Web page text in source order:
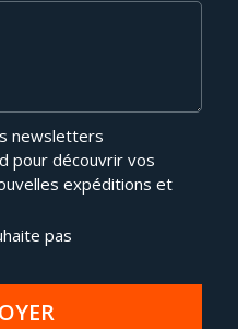
newsletters
pour découvrir vos
expéditions et
pas